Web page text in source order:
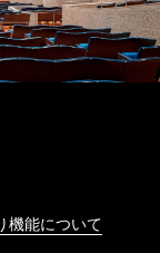
機能について